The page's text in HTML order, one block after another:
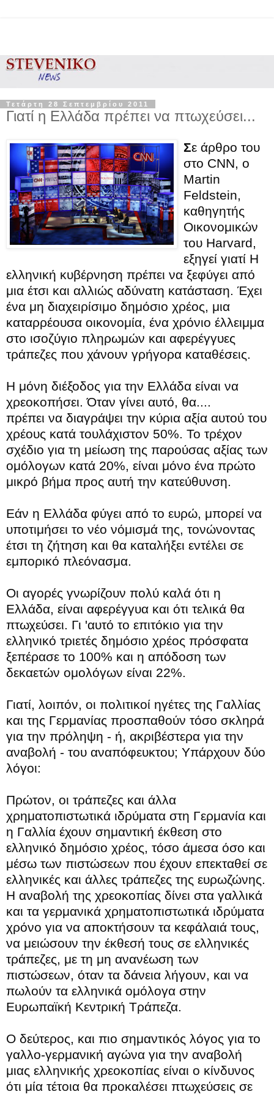
Τετάρτη 28 Σεπτεμβρίου 2011
Γιατί η Ελλάδα πρέπει να πτωχεύσει...
Σε άρθρο του
στο CNN, ο
Martin
Feldstein,
καθηγητής
Οικονομικών
του Harvard,
εξηγεί γιατί Η
ελληνική κυβέρνηση πρέπει να ξεφύγει από
μια έτσι και αλλιώς αδύνατη κατάσταση. Έχει
ένα μη διαχειρίσιμο δημόσιο χρέος, μια
καταρρέουσα οικονομία, ένα χρόνιο έλλειμμα
στο ισοζύγιο πληρωμών και αφερέγγυες
τράπεζες που χάνουν γρήγορα καταθέσεις.
Η μόνη διέξοδος για την Ελλάδα είναι να
χρεοκοπήσει. Όταν γίνει αυτό, θα....
πρέπει να διαγράψει την κύρια αξία αυτού του
χρέους κατά τουλάχιστον 50%. Το τρέχον
σχέδιο για τη μείωση της παρούσας αξίας των
ομόλογων κατά 20%, είναι μόνο ένα πρώτο
μικρό βήμα προς αυτή την κατεύθυνση.
Εάν η Ελλάδα φύγει από το ευρώ, μπορεί να
υποτιμήσει το νέο νόμισμά της, τονώνοντας
έτσι τη ζήτηση και θα καταλήξει εντέλει σε
εμπορικό πλεόνασμα.
Οι αγορές γνωρίζουν πολύ καλά ότι η
Ελλάδα, είναι αφερέγγυα και ότι τελικά θα
πτωχεύσει. Γι 'αυτό το επιτόκιο για την
ελληνικό τριετές δημόσιο χρέος πρόσφατα
ξεπέρασε το 100% και η απόδοση των
δεκαετών ομολόγων είναι 22%.
Γιατί, λοιπόν, οι πολιτικοί ηγέτες της Γαλλίας
και της Γερμανίας προσπαθούν τόσο σκληρά
για την πρόληψη - ή, ακριβέστερα για την
αναβολή - του αναπόφευκτου; Υπάρχουν δύο
λόγοι:
Πρώτον, οι τράπεζες και άλλα
χρηματοπιστωτικά ιδρύματα στη Γερμανία και
η Γαλλία έχουν σημαντική έκθεση στο
ελληνικό δημόσιο χρέος, τόσο άμεσα όσο και
μέσω των πιστώσεων που έχουν επεκταθεί σε
ελληνικές και άλλες τράπεζες της ευρωζώνης.
Η αναβολή της χρεοκοπίας δίνει στα γαλλικά
και τα γερμανικά χρηματοπιστωτικά ιδρύματα
χρόνο για να αποκτήσουν τα κεφάλαιά τους,
να μειώσουν την έκθεσή τους σε ελληνικές
τράπεζες, με τη μη ανανέωση των
πιστώσεων, όταν τα δάνεια λήγουν, και να
πωλούν τα ελληνικά ομόλογα στην
Ευρωπαϊκή Κεντρική Τράπεζα.
Ο δεύτερος, και πιο σημαντικός λόγος για το
γαλλο-γερμανική αγώνα για την αναβολή
μιας ελληνικής χρεοκοπίας είναι ο κίνδυνος
ότι μία τέτοια θα προκαλέσει πτωχεύσεις σε